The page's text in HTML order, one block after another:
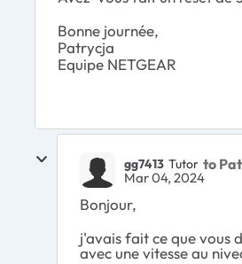
Bonne journée,
Patrycja
Equipe NETGEAR
gg7413 Tutor to
Mar 04, 2024
Bonjour,
j'avais fait ce que vous
avec une vitesse au